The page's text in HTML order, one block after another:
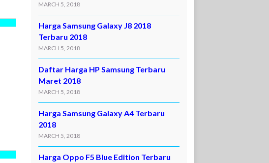
MARCH 5, 2018
Harga Samsung Galaxy J8 2018
Terbaru 2018
MARCH 5, 2018
Daftar Harga HP Samsung Terbaru
Maret 2018
MARCH 5, 2018
Harga Samsung Galaxy A4 Terbaru
2018
MARCH 5, 2018
Harga Oppo F5 Blue Edition Terbaru